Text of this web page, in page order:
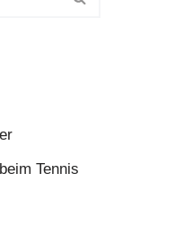
Tennis